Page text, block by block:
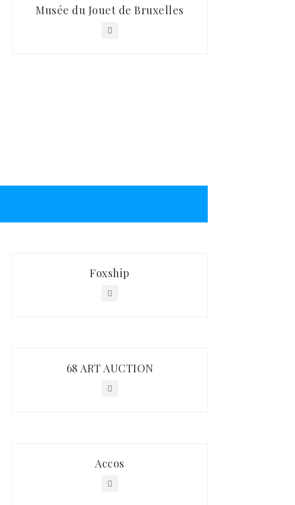
Musée du Jouet de Bruxelles
Foxship
68 ART AUCTION
Accos